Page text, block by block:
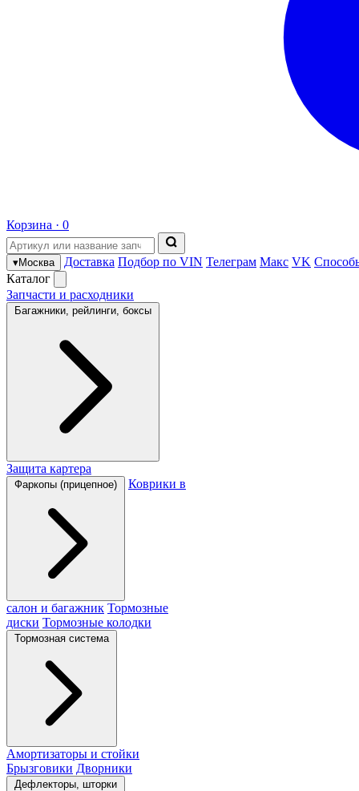
Корзина · 0
▾Москва Доставка Подбор по VIN Телеграм Макс VK
Каталог
Запчасти и расходники
Багажники, рейлинги, боксы
Защита картера
Фаркопы (прицепное) Коврики в
салон и багажник Тормозные
диски Тормозные колодки
Тормозная система
Амортизаторы и стойки
Брызговики Дворники
Дефлекторы, шторки